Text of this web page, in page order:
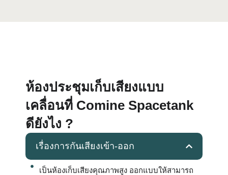
ห้องประชุมเก็บเสียงแบบ
เคลื่อนที่ Comine Spacetank
ดียังไง ?
เรื่องการกันเสียงเข้า-ออก
เป็นห้องเก็บเสียงคุณภาพสูง ออกแบบให้สามารถ